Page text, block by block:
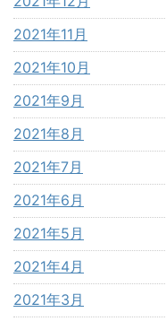
2021年11月
2021年10月
2021年9月
2021年8月
2021年7月
2021年6月
2021年5月
2021年4月
2021年3月